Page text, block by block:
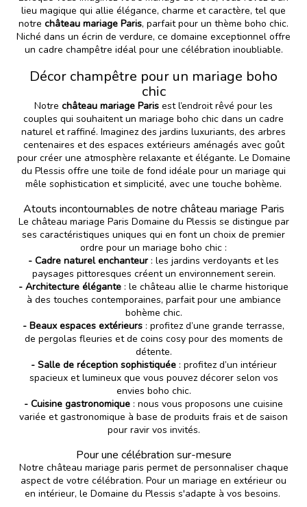
lieu magique qui allie élégance, charme et caractère, tel que
notre château mariage Paris, parfait pour un thème boho chic.
Niché dans un écrin de verdure, ce domaine exceptionnel offre
un cadre champêtre idéal pour une célébration inoubliable.
Décor champêtre pour un mariage boho
chic
Notre château mariage Paris est l’endroit rêvé pour les
couples qui souhaitent un mariage boho chic dans un cadre
naturel et raffiné. Imaginez des jardins luxuriants, des arbres
centenaires et des espaces extérieurs aménagés avec goût
pour créer une atmosphère relaxante et élégante. Le Domaine
du Plessis offre une toile de fond idéale pour un mariage qui
mêle sophistication et simplicité, avec une touche bohème.
Atouts incontournables de notre château mariage Paris
Le château mariage Paris Domaine du Plessis se distingue par
ses caractéristiques uniques qui en font un choix de premier
ordre pour un mariage boho chic :
- Cadre naturel enchanteur: les jardins verdoyants et les
paysages pittoresques créent un environnement serein.
- Architecture élégante : le château allie le charme historique
à des touches contemporaines, parfait pour une ambiance
bohème chic.
- Beaux espaces extérieurs : profitez d’une grande terrasse,
de pergolas fleuries et de coins cosy pour des moments de
détente.
- Salle de réception sophistiquée: profitez d’un intérieur
spacieux et lumineux que vous pouvez décorer selon vos
envies boho chic.
- Cuisine gastronomique : nous vous proposons une cuisine
variée et gastronomique à base de produits frais et de saison
pour ravir vos invités.
Pour une célébration sur-mesure
Notre château mariage paris permet de personnaliser chaque
aspect de votre célébration. Pour un mariage en extérieur ou
en intérieur, le Domaine du Plessis s'adapte à vos besoins.